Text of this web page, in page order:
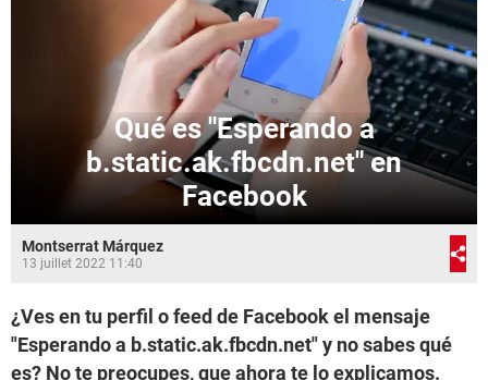
Qué es "Esperando a
b.static.ak.fbcdn.net" en
Facebook
Montserrat Márquez
13 juillet 2022 11:40
¿Ves en tu perfil o feed de Facebook el mensaje
"Esperando a b.static.ak.fbcdn.net" y no sabes qué
es? No te preocupes, que ahora te lo explicamos.